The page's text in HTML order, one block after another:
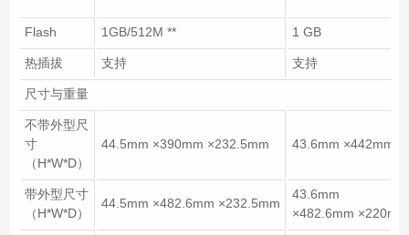
Flash 1GB/512M ** 1 GB
热插拔 支持 支持
尺寸与重量
不带外型尺
寸
（H*W*D）
44.5mm ×390mm ×232.5mm 43.6mm ×442mm ×
带外型尺寸
（H*W*D）
44.5mm ×482.6mm ×232.5mm
43.6mm
×482.6mm ×220mm